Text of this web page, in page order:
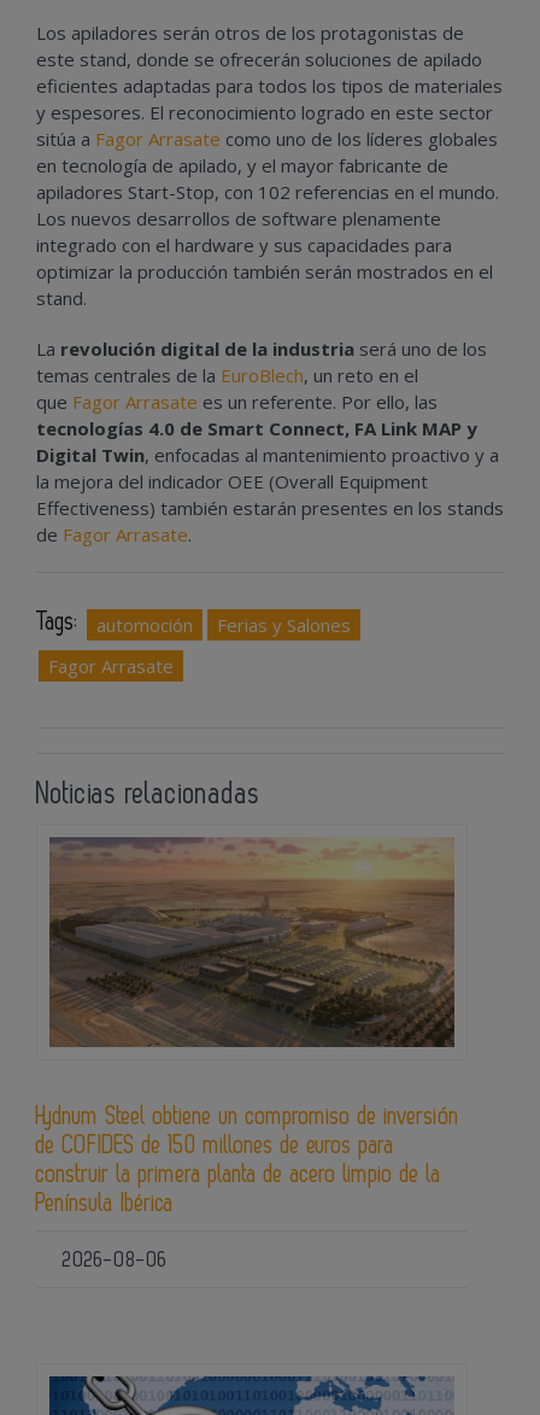
Los apiladores serán otros de los protagonistas de
este stand, donde se ofrecerán soluciones de apilado
eficientes adaptadas para todos los tipos de materiales
y espesores. El reconocimiento logrado en este sector
sitúa a Fagor Arrasate como uno de los líderes globales
en tecnología de apilado, y el mayor fabricante de
apiladores Start-Stop, con 102 referencias en el mundo.
Los nuevos desarrollos de software plenamente
integrado con el hardware y sus capacidades para
optimizar la producción también serán mostrados en el
stand.
La revolución digital de la industria será uno de los
temas centrales de la EuroBlech, un reto en el
que Fagor Arrasate es un referente. Por ello, las
tecnologías 4.0 de Smart Connect, FA Link MAP y
Digital Twin, enfocadas al mantenimiento proactivo y a
la mejora del indicador OEE (Overall Equipment
Effectiveness) también estarán presentes en los stands
de Fagor Arrasate.
Tags: automoción
Ferias y Salones
Fagor Arrasate
Noticias relacionadas
Hydnum Steel obtiene un compromiso de inversión
de COFIDES de 150 millones de euros para
construir la primera planta de acero limpio de la
Península Ibérica
2026-08-06